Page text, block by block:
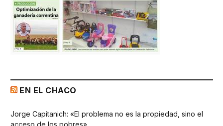
EN EL CHACO
Jorge Capitanich: «El problema no es la propiedad, sino el
acceso de los pobres»